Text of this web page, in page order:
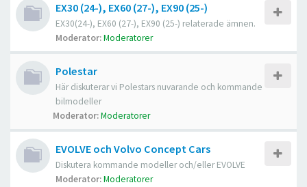
EX30 (24-), EX60 (27-), EX90 (25-)
EX30(24-), EX60 (27-), EX90 (25-) relaterade ämnen.
Moderator:Moderatorer
Polestar
Här diskuterar vi Polestars nuvarande och kommande
bilmodeller
Moderator:Moderatorer
EVOLVE och Volvo Concept Cars
Diskutera kommande modeller och/eller EVOLVE
Moderator:Moderatorer